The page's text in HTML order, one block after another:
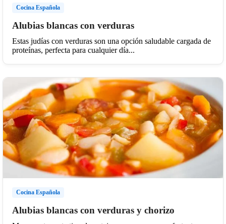
Cocina Española
Alubias blancas con verduras
Estas judías con verduras son una opción saludable cargada de
proteínas, perfecta para cualquier día...
Cocina Española
Alubias blancas con verduras y chorizo